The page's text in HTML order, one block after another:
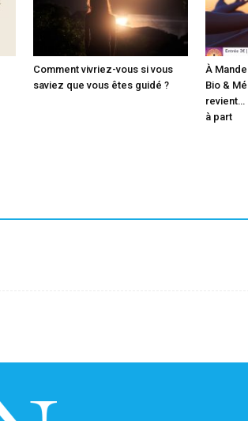
Comment vivriez-vous si vous
saviez que vous êtes guidé ?
À
Bio &
revient…
à part